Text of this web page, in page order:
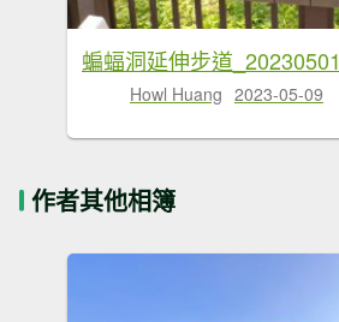
蝙蝠洞延伸步道_20230501
Howl Huang 2023-05-09
作者其他相簿